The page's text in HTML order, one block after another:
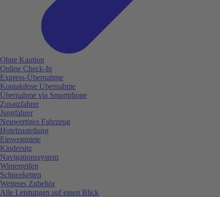
Ohne Kaution
Online Check-In
Express-Übernahme
Kontaktlose Übernahme
Übernahme via Smartphone
Zusatzfahrer
Jungfahrer
Neuwertiges Fahrzeug
Hotelzustellung
Einwegmiete
Kindersitz
Navigationssystem
Winterreifen
Schneeketten
Weiteres Zubehör
Alle Leistungen auf einen Blick